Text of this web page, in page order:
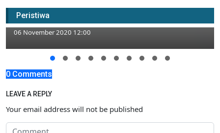
Peristiwa
Grebek Panti Asuhan, Kalapas Beri Bantuan
Cegah Covid-19
06 November 2020 12:00
0 Comments
LEAVE A REPLY
Your email address will not be published